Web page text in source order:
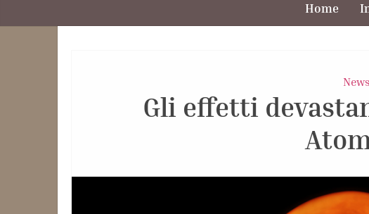
Home
News
Gli effetti